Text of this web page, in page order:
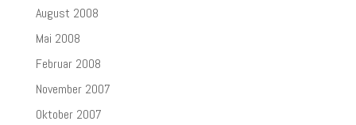
August 2008
Mai 2008
Februar 2008
November 2007
Oktober 2007